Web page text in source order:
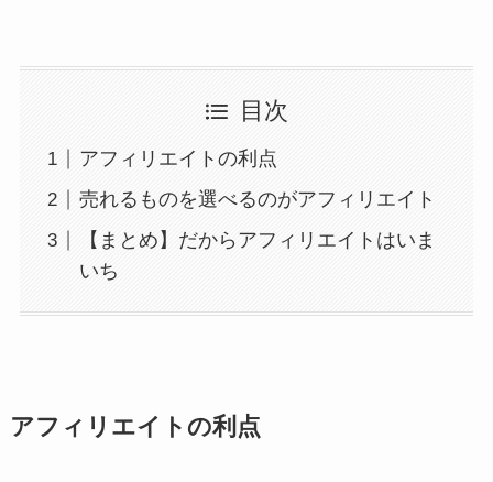
目次
アフィリエイトの利点
売れるものを選べるのがアフィリエイト
【まとめ】だからアフィリエイトはいま
いち
アフィリエイトの利点